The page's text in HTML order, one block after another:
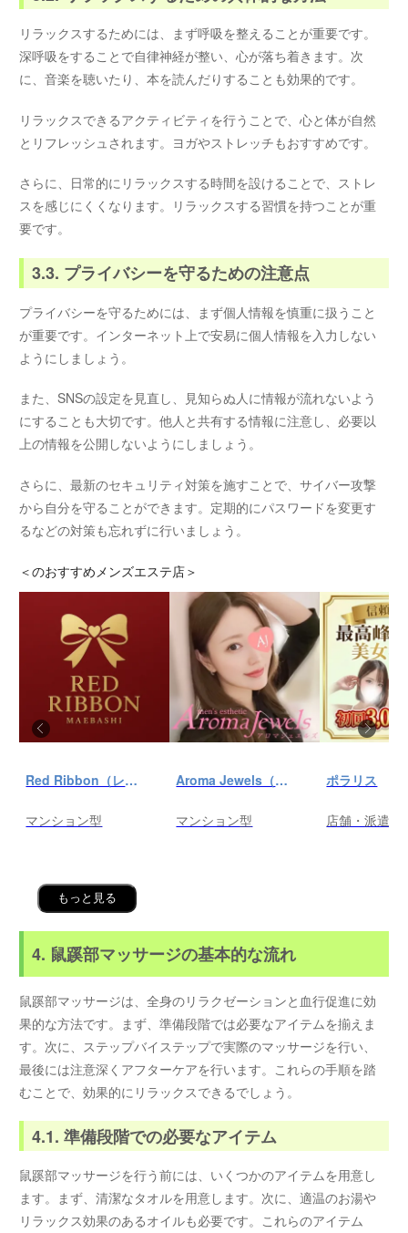
リラックスするためには、まず呼吸を整えることが重要です。
深呼吸をすることで自律神経が整い、心が落ち着きます。次
に、音楽を聴いたり、本を読んだりすることも効果的です。
リラックスできるアクティビティを行うことで、心と体が自然
とリフレッシュされます。ヨガやストレッチもおすすめです。
さらに、日常的にリラックスする時間を設けることで、ストレ
スを感じにくくなります。リラックスする習慣を持つことが重
要です。
3.3. プライバシーを守るための注意点
プライバシーを守るためには、まず個人情報を慎重に扱うこと
が重要です。インターネット上で安易に個人情報を入力しない
ようにしましょう。
また、SNSの設定を見直し、見知らぬ人に情報が流れないよう
にすることも大切です。他人と共有する情報に注意し、必要以
上の情報を公開しないようにしましょう。
さらに、最新のセキュリティ対策を施すことで、サイバー攻撃
から自分を守ることができます。定期的にパスワードを変更す
るなどの対策も忘れずに行いましょう。
＜のおすすめメンズエステ店＞
Red Ribbon（レッドリボン）前橋
マンション型
Aroma Jewels（アロマ ジュエルズ）秋葉原ルーム
マンション型
ポラリス
店舗・派遣
もっと見る
4. 鼠蹊部マッサージの基本的な流れ
鼠蹊部マッサージは、全身のリラクゼーションと血行促進に効
果的な方法です。まず、準備段階では必要なアイテムを揃えま
す。次に、ステップバイステップで実際のマッサージを行い、
最後には注意深くアフターケアを行います。これらの手順を踏
むことで、効果的にリラックスできるでしょう。
4.1. 準備段階での必要なアイテム
鼠蹊部マッサージを行う前には、いくつかのアイテムを用意し
ます。まず、清潔なタオルを用意します。次に、適温のお湯や
リラックス効果のあるオイルも必要です。これらのアイテム